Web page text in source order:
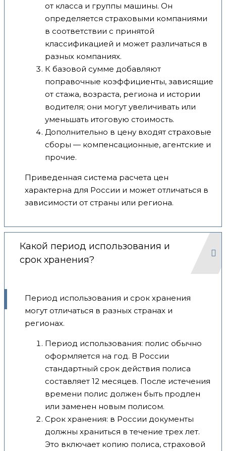
от класса и группы машины. Он
определяется страховыми компаниями
в соответствии с принятой
классификацией и может различаться в
разных компаниях.
К базовой сумме добавляют
поправочные коэффициенты, зависящие
от стажа, возраста, региона и истории
водителя; они могут увеличивать или
уменьшать итоговую стоимость.
Дополнительно в цену входят страховые
сборы — компенсационные, агентские и
прочие.
Приведенная система расчета цен
характерна для России и может отличаться в
зависимости от страны или региона.
Какой период использования и
срок хранения?
Период использования и срок хранения
могут отличаться в разных странах и
регионах.
Период использования: полис обычно
оформляется на год. В России
стандартный срок действия полиса
составляет 12 месяцев. После истечения
времени полис должен быть продлен
или заменен новым полисом.
Срок хранения: в России документы
должны храниться в течение трех лет.
Это включает копию полиса, страховой